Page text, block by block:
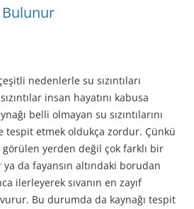
Bulunur
nedenlerle su sızıntıları
insan hayatını kabusa
belli olmayan su sızıntılarını
tespit etmek oldukça zordur. Çünkü
görülen yerden değil çok farklı bir
da fayansın altındaki borudan
ilerleyerek sıvanın en zayıf
Bu durumda da kaynağı tespit